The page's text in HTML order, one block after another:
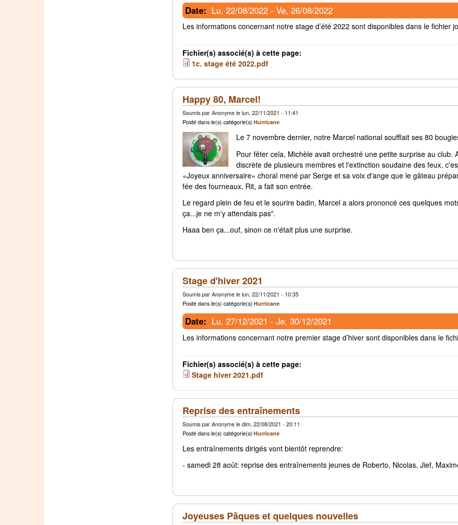
Date: Lu, 22/08/2022 -Ve, 26/08/2022
Les informations concernant notre stage d’été 2022 sont disponibles dans le fichier
Fichier(s) associé(s) à cette page:
1c. stage été 2022.pdf
Happy 80, Marcel!
Soumis par Anonyme le lun, 22/11/2021 - 11:41
Posté dans le(s) catégorie(s) Hurricane
Le 7 novembre dernier, notre Marcel national soufflait ses 80
Pour fêter cela, Michèle avait orchestré une petite surprise au club.
discrète de plusieurs membres et l'extinction soudaine des feux,
«Joyeux anniversaire» choral mené par Serge et sa voix d'ange que le gâteau
fée des fourneaux, Rit, a fait son entrée.
Le regard plein de feu et le sourire badin, Marcel a alors prononcé ces quelques
ça...je ne m'y attendais pas".
Haaa ben ça...ouf, sinon ce n'était plus une surprise.
Stage d'hiver 2021
Soumis par Anonyme le lun, 22/11/2021 - 10:35
Posté dans le(s) catégorie(s) Hurricane
Date: Lu, 27/12/2021 -Je, 30/12/2021
Les informations concernant notre premier stage d’hiver sont disponibles dans le
Fichier(s) associé(s) à cette page:
Stage hiver 2021.pdf
Reprise des entraînements
Soumis par Anonyme le dim, 22/08/2021 - 20:11
Posté dans le(s) catégorie(s) Hurricane
Les entraînements dirigés vont bientôt reprendre:
- samedi 28 août: reprise des entraînements jeunes de Roberto, Nicolas, Jief,
Joyeuses Pâques et quelques nouvelles